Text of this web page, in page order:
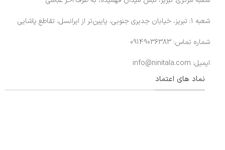
شعبه 1: تبریز، خیابان جدیری جنوبی، پایین‌تر از ایرانسل، تقاطع پاشایی
شماره تماس: 09149036383
ایمیل: info@ninitala.com
نماد های اعتماد